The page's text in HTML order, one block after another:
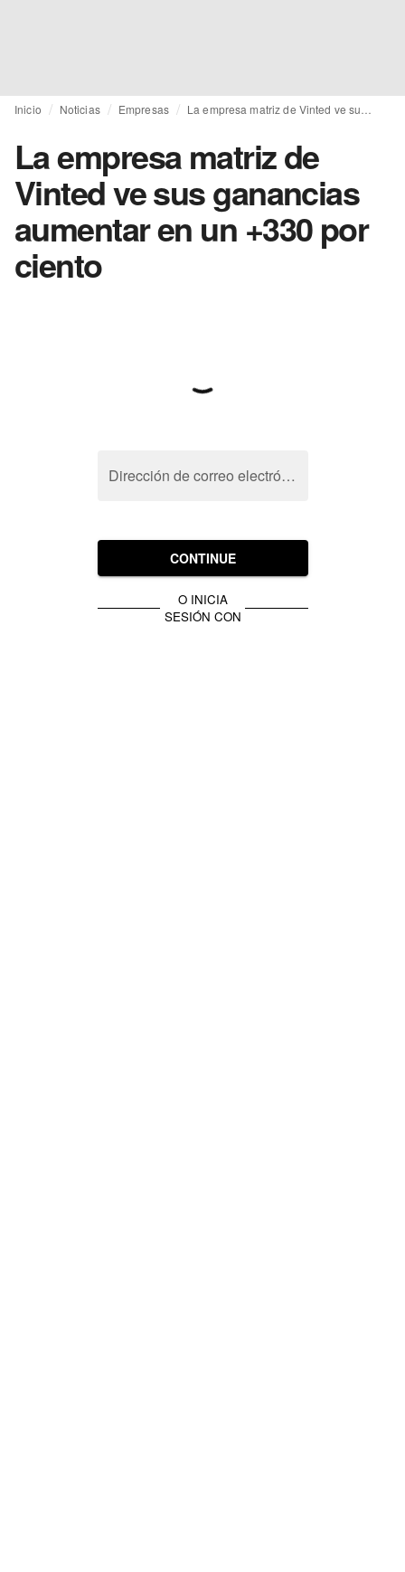
Inicio Noticias Empresas
La empresa matriz de
Vinted ve sus ganancias
aumentar en un +330 por
ciento
Dirección de correo electrónico
CONTINUE
O INICIA
SESIÓN CON